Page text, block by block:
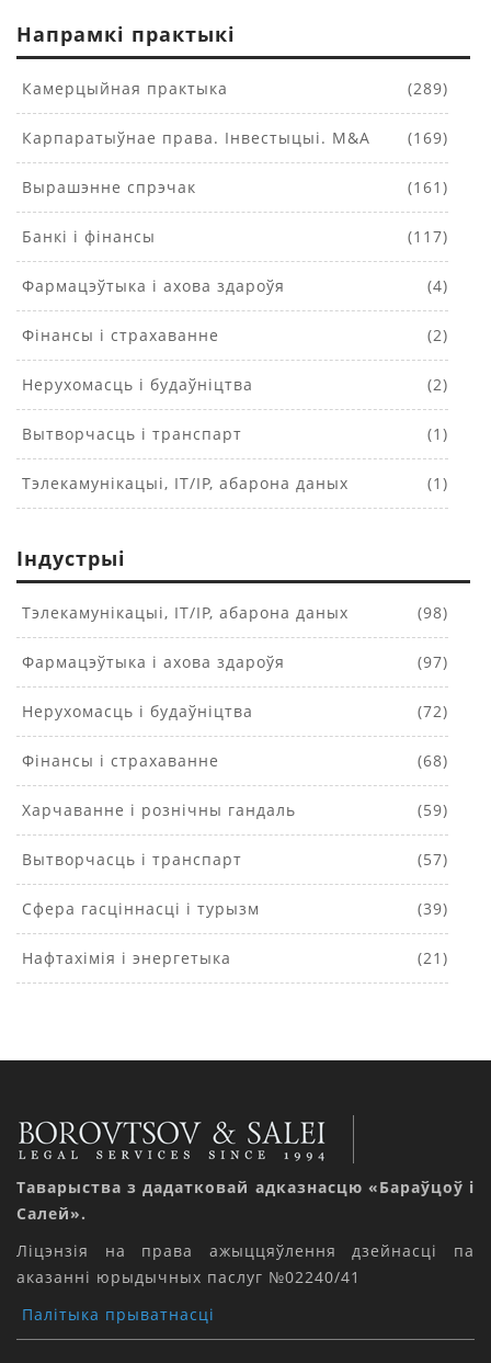
Напрамкі практыкі
Камерцыйная практыка (289)
Карпаратыўнае права. Інвестыцыі. M&A (169)
Вырашэнне спрэчак (161)
Банкі і фінансы (117)
Фармацэўтыка і ахова здароўя (4)
Фінансы і страхаванне (2)
Нерухомасць і будаўніцтва (2)
Вытворчасць і транспарт (1)
Тэлекамунікацыі, IT/IP, абарона даных (1)
Індустрыі
Тэлекамунікацыі, IT/IP, абарона даных (98)
Фармацэўтыка і ахова здароўя (97)
Нерухомасць і будаўніцтва (72)
Фінансы і страхаванне (68)
Харчаванне і рознічны гандаль (59)
Вытворчасць і транспарт (57)
Сфера гасціннасці і турызм (39)
Нафтахімія і энергетыка (21)
Таварыства з дадатковай адказнасцю «Бараўцоў і
Салей».
Ліцэнзія на права ажыццяўлення дзейнасці па
аказанні юрыдычных паслуг №02240/41
Палітыка прыватнасці